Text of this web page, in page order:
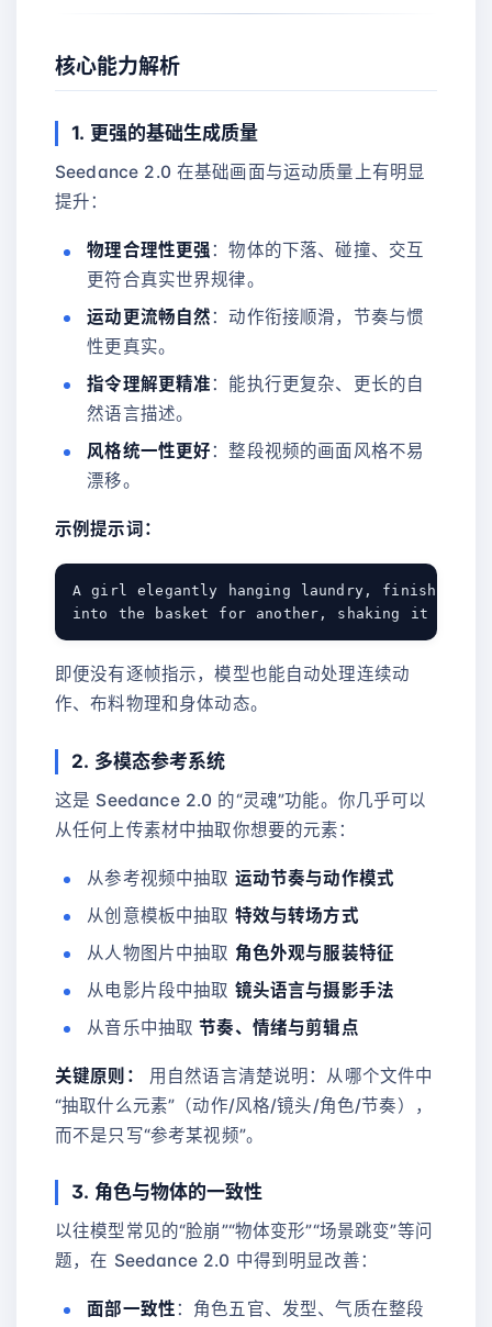
核心能力解析
1. 更强的基础生成质量
Seedance 2.0 在基础画面与运动质量上有明显
提升：
物理合理性更强：物体的下落、碰撞、交互
更符合真实世界规律。
运动更流畅自然：动作衔接顺滑，节奏与惯
性更真实。
指令理解更精准：能执行更复杂、更长的自
然语言描述。
风格统一性更好：整段视频的画面风格不易
漂移。
示例提示词：
A girl elegantly hanging laundry, finishing
即便没有逐帧指示，模型也能自动处理连续动
作、布料物理和身体动态。
2. 多模态参考系统
这是 Seedance 2.0 的“灵魂”功能。你几乎可以
从任何上传素材中抽取你想要的元素：
从参考视频中抽取 运动节奏与动作模式
从创意模板中抽取 特效与转场方式
从人物图片中抽取 角色外观与服装特征
从电影片段中抽取 镜头语言与摄影手法
从音乐中抽取节奏、情绪与剪辑点
关键原则：
用自然语言清楚说明：从哪个文件中
“抽取什么元素”（动作/风格/镜头/角色/节奏），
而不是只写“参考某视频”。
3. 角色与物体的一致性
以往模型常见的“脸崩”“物体变形”“场景跳变”等问
题，在 Seedance 2.0 中得到明显改善：
面部一致性：角色五官、发型、气质在整段